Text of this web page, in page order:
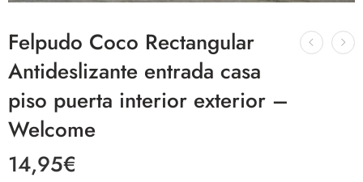
Felpudo Coco Rectangular
Antideslizante entrada casa
piso puerta interior exterior –
Welcome
14,95€